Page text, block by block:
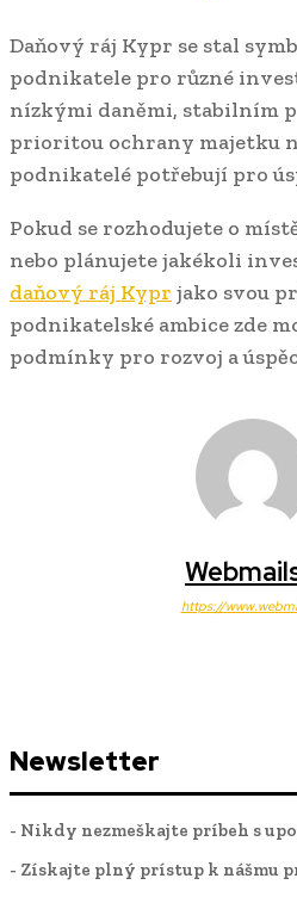
Daňový ráj Kypr se stal
podnikatele pro různé
nízkými daněmi, stabilním
prioritou ochrany majetku
podnikatelé potřebují pro
Pokud se rozhodujete o
nebo plánujete jakékoli
daňový ráj Kypr jako svou
podnikatelské ambice zde
podmínky pro rozvoj a
https://
Newsletter
- Nikdy nezmeškajte príbeh s
- Získajte plný prístup k nášmu